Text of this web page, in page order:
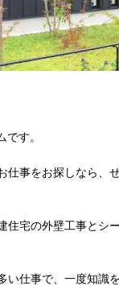
です。
仕事をお探しなら、
住宅の外壁工事とシ
い仕事で、一度知識